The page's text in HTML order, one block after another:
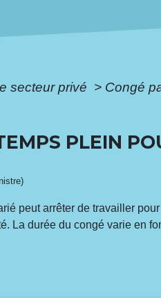
secteur privé > Congé
PLEIN
peut arrêter de travailler
durée du congé varie en